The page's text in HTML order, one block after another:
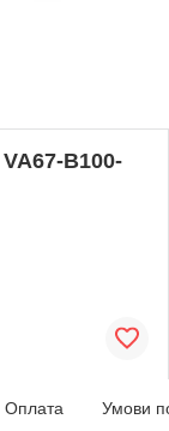
B100-
Оплата Умови